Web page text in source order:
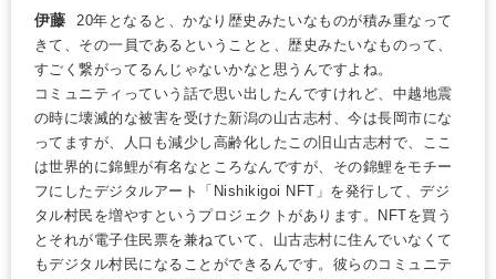
伊藤
20年となると、かなり歴史みたいなものが積み重なって
きて、その一員であるということと、歴史みたいなものって、
すごく繋がってるんじゃないかなと思うんですよね。
コミュニティっていう話で思い出したんですけれど、中越地震
の時に壊滅的な被害を受けた新潟の山古志村、今は長岡市にな
ってますが、人口も減少し高齢化したこの旧山古志村で、ここ
は世界的に錦鯉が有名なところなんですが、その錦鯉をモチー
フにしたデジタルアート「Nishikigoi NFT」を発行して、デジ
タル村民を増やすというプロジェクトがあります。NFTを買う
とそれが電子住民票を兼ねていて、山古志村に住んでいなくて
もデジタル村民になることができるんです。彼らのコミュニテ